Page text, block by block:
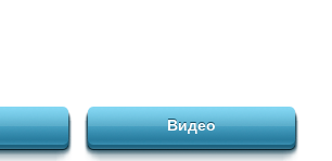
Видео